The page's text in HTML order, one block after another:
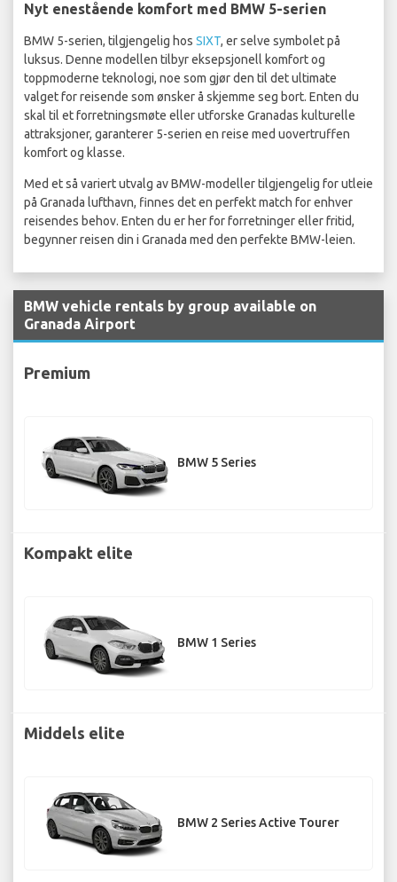
Nyt enestående komfort med BMW 5-serien
BMW 5-serien, tilgjengelig hos SIXT, er selve symbolet på
luksus. Denne modellen tilbyr eksepsjonell komfort og
toppmoderne teknologi, noe som gjør den til det ultimate
valget for reisende som ønsker å skjemme seg bort. Enten du
skal til et forretningsmøte eller utforske Granadas kulturelle
attraksjoner, garanterer 5-serien en reise med uovertruffen
komfort og klasse.
Med et så variert utvalg av BMW-modeller tilgjengelig for utleie
på Granada lufthavn, finnes det en perfekt match for enhver
reisendes behov. Enten du er her for forretninger eller fritid,
begynner reisen din i Granada med den perfekte BMW-leien.
BMW vehicle rentals by group available on
Granada Airport
Premium
BMW 5 Series
Kompakt elite
BMW 1 Series
Middels elite
BMW 2 Series Active Tourer